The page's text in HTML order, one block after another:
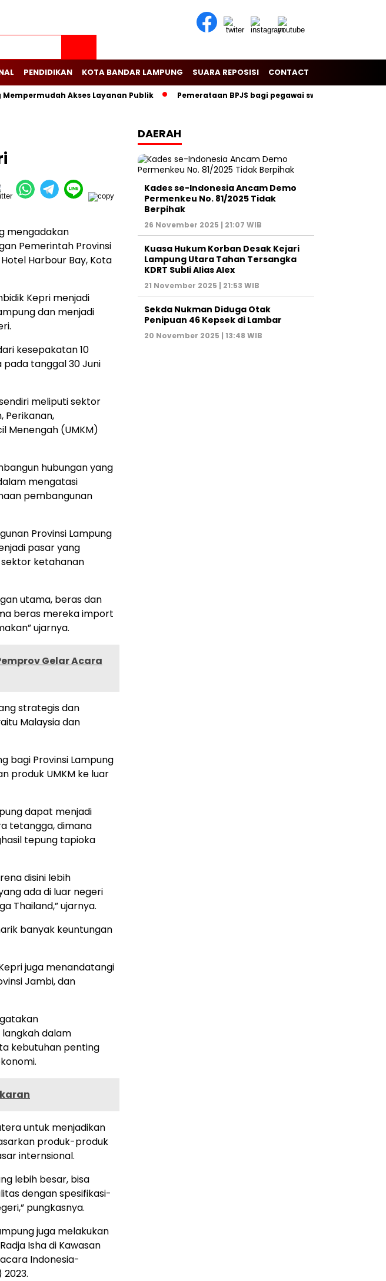
PENDIDIKAN KOTA BANDAR LAMPUNG SUARA REPOSISI CONTACT
Akses Layanan Publik Pemerataan BPJS bagi pegawai swasta dalam
mengadakan
Pemerintah Provinsi
Harbour Bay, Kota
Kepri menjadi
dan menjadi
kesepakatan 10
tanggal 30 Juni
meliputi sektor
Perikanan,
Menengah (UMKM)
hubungan yang
mengatasi
pembangunan
Provinsi Lampung
pasar yang
ketahanan
utama, beras dan
beras mereka import
ujarnya.
Gelar Acara
strategis dan
Malaysia dan
bagi Provinsi Lampung
produk UMKM ke luar
dapat menjadi
tetangga, dimana
tepung tapioka
disini lebih
ada di luar negeri
Thailand,” ujarnya.
banyak keuntungan
juga menandatangi
Jambi, dan
dalam
kebutuhan penting
untuk menjadikan
produk-produk
internsional.
lebih besar, bisa
dengan spesifikasi-
pungkasnya.
juga melakukan
Isha di Kawasan
Indonesia-
DAERAH
Kades se-Indonesia Ancam Demo
Permenkeu No. 81/2025 Tidak
Berpihak
26 November 2025 | 21:07 WIB
Kuasa Hukum Korban Desak Kejari
Lampung Utara Tahan Tersangka
KDRT Subli Alias Alex
21 November 2025 | 21:53 WIB
Sekda Nukman Diduga Otak
Penipuan 46 Kepsek di Lambar
20 November 2025 | 13:48 WIB